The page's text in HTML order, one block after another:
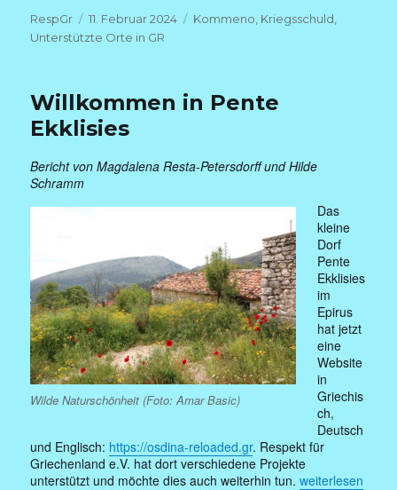
Autor
RespGr
Veröffentlicht
am
11. Februar 2024 Kategorien
Kommeno Kriegsschuld
Unterstützte Orte in GR
Willkommen in Pente
Ekklisies
Bericht von Magdalena Resta-Petersdorff und Hilde
Schramm
Wilde Naturschönheit (Foto: Amar Basic)
Das
kleine
Dorf
Pente
Ekklisies
im
Epirus
hat jetzt
eine
Website
in
Griechis
ch,
Deutsch
und Englisch: https://osdina-reloaded.gr. Respekt für
Griechenland e.V. hat dort verschiedene Projekte
unterstützt und möchte dies auch weiterhin tun.„Willkommen in
weiterlesen